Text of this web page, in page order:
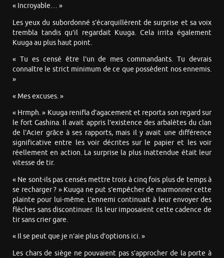
« Incroyable… »
Les yeux du subordonné s’écarquillèrent de surprise et sa voix
trembla tandis qu’il regardait Kuuga. Cela irrita également
Kuuga au plus haut point.
« Tu es censé être l’un de mes commandants. Tu devrais
connaître le strict minimum de ce que possèdent nos ennemis.
»
« Mes excuses. »
« Hrmph. » Kuuga renifla d’agacement et reporta son regard sur
le fort Gashina. Il avait appris l’existence des arbalètes du clan
de l’Acier grâce à ses rapports, mais il y avait une différence
significative entre les voir décrites sur le papier et les voir
réellement en action. La surprise la plus inattendue était leur
vitesse de tir.
« Ne sont-ils pas censés mettre trois à cinq fois plus de temps à
se recharger ? » Kuuga ne put s’empêcher de marmonner cette
plainte pour lui-même. L’ennemi continuait à leur envoyer des
flèches sans discontinuer. Ils leur imposaient cette cadence de
tir sans crier gare.
« Il se peut que je n’aie plus d’options ici. »
Les chars de siège ne pouvaient pas s’approcher de la porte à